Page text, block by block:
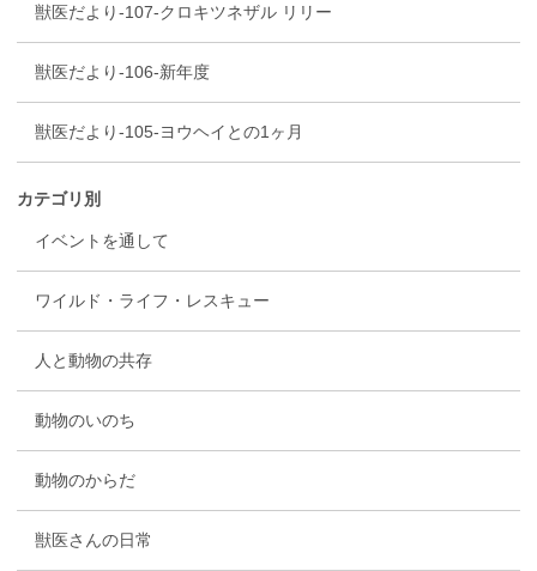
獣医だより-107-クロキツネザル リリー
獣医だより-106-新年度
獣医だより-105-ヨウヘイとの1ヶ月
カテゴリ別
イベントを通して
ワイルド・ライフ・レスキュー
人と動物の共存
動物のいのち
動物のからだ
獣医さんの日常